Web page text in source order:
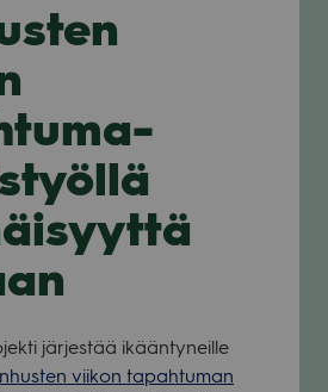
jär­jes­tää ikään­ty­neille
vii­kon tapah­tu­man